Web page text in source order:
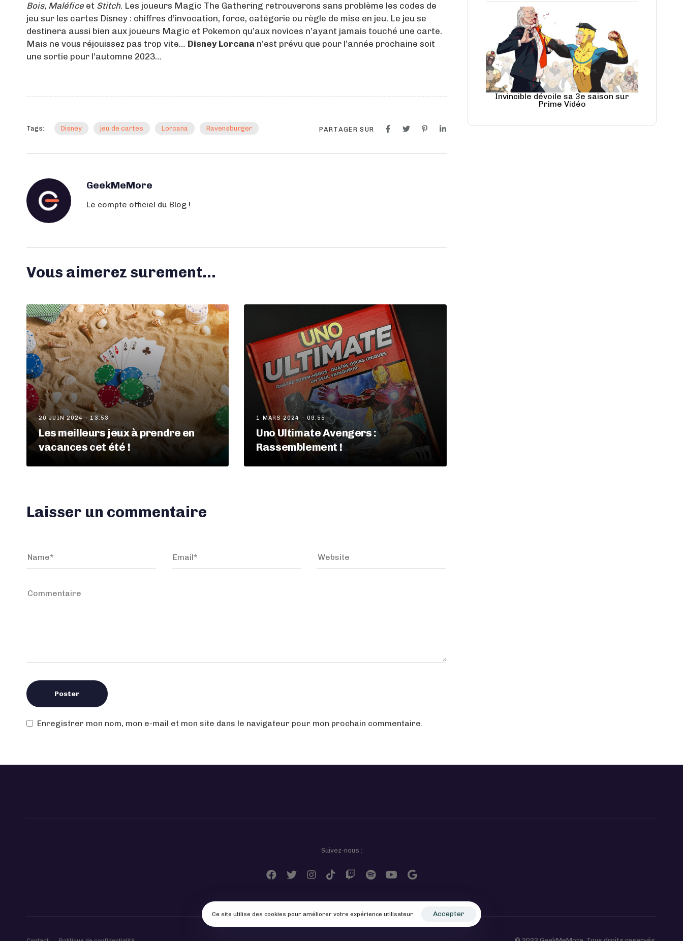
Bois, Maléficeet Stitch. Les joueurs Magic The Gathering retrouverons sans problème les codes de
jeu sur les cartes Disney : chiffres d’invocation, force, catégorie ou règle de mise en jeu. Le jeu se
destinera aussi bien aux joueurs Magic et Pokemon qu’aux novices n’ayant jamais touché une carte.
Mais ne vous réjouissez pas trop vite… Disney Lorcana n’est prévu que pour l’année prochaine soit
une sortie pour l’automne 2023…
Tags: Disney jeu de cartes Lorcana Ravensburger PARTAGER SUR
GeekMeMore
Le compte officiel du Blog !
Vous aimerez surement...
20 JUIN 2024 - 13:53
Les meilleurs jeux à prendre en
vacances cet été !
1 MARS 2024 - 09:55
Uno Ultimate Avengers :
Rassemblement !
Laisser un commentaire
Enregistrer mon nom, mon e-mail et mon site dans le navigateur pour mon prochain commentaire.
Invincible dévoile sa 3e saison sur
Prime Vidéo
Suivez-nous :
Ce site utilise des cookies pour améliorer votre expérience utilisateur Accepter